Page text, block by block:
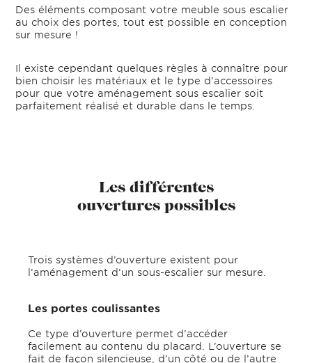
Des éléments composant votre meuble sous escalier
au choix des portes, tout est possible en conception
sur mesure !
Il existe cependant quelques règles à connaître pour
bien choisir les matériaux et le type d’accessoires
pour que votre aménagement sous escalier soit
parfaitement réalisé et durable dans le temps.
Les différentes
ouvertures possibles
Trois systèmes d’ouverture existent pour
l’aménagement d’un sous-escalier sur mesure.
Les portes coulissantes
Ce type d’ouverture permet d’accéder
facilement au contenu du placard. L’ouverture se
fait de façon silencieuse, d’un côté ou de l’autre